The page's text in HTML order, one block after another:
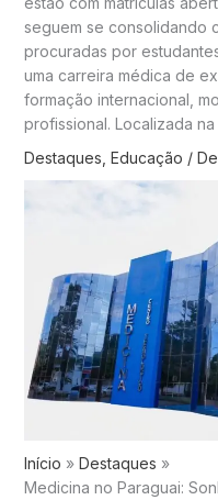
seguem se consolidando
procuradas por
uma carreira médica de
formação internacional,
profissional. Localizada
Destaques Educação /
Início
Destaques
Medicina no Paraguai: